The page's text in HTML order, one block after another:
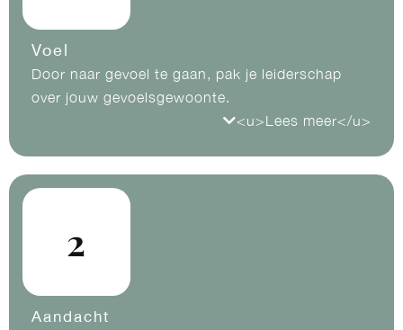
Voel
Door naar gevoel te gaan, pak je leiderschap
over jouw gevoelsgewoonte.
bewustwording van jouw gevoelsgewoonte. Dat
wat jij voelt, is immers van jou. Niemand stopt
het erin en niemand kan het er ook uithalen. Dat
eigen gevoelens.
<u>Lees meer</u>
2
Aandacht